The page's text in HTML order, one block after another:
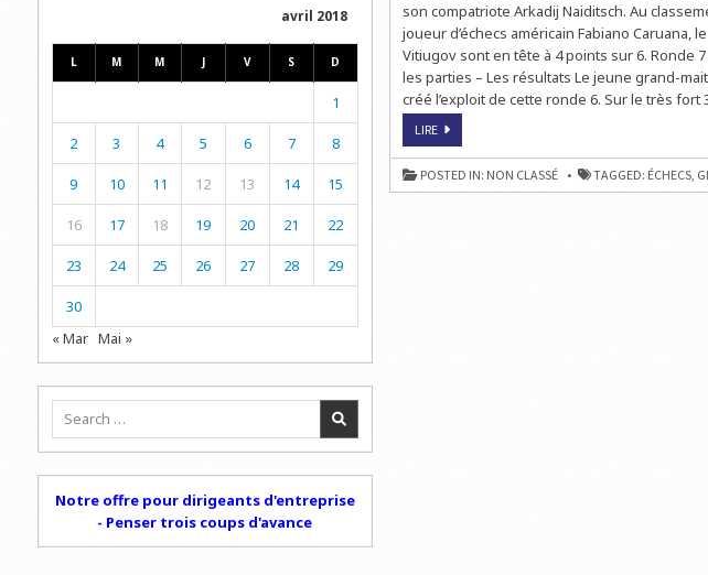
son compatriote Arkadij Naiditsch. Au
joueur d’échecs américain Fabiano Caruana,
Vitiugov sont en tête à 4 points sur 6. Ronde
les parties – Les résultats Le jeune grand-
créé l’exploit de cette ronde 6. Sur le très
LIREECHECS
GRENKE
CHESS
CLASSIC
2018
POSTED IN: NON CLASSÉ TAGGED: ÉCHECS,
avril 2018
L M M J V S D
1
2 3 4 5 6 7 8
9 10 11 12 13 14 15
16 17 18 19 20 21 22
23 24 25 26 27 28 29
30
« Mar Mai »
Search
Notre offre pour dirigeants d'entreprise
- Penser trois coups d'avance